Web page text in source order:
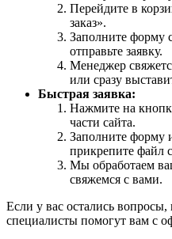
Перейдите в
заказ».
Заполните форму
отправьте заявку.
Менеджер
или сразу
Быстрая заявка:
Нажмите на
части сайта.
Заполните форму
прикрепите файл
Мы обработаем
свяжемся с вами.
Если у вас остались
специалисты помогут вам с